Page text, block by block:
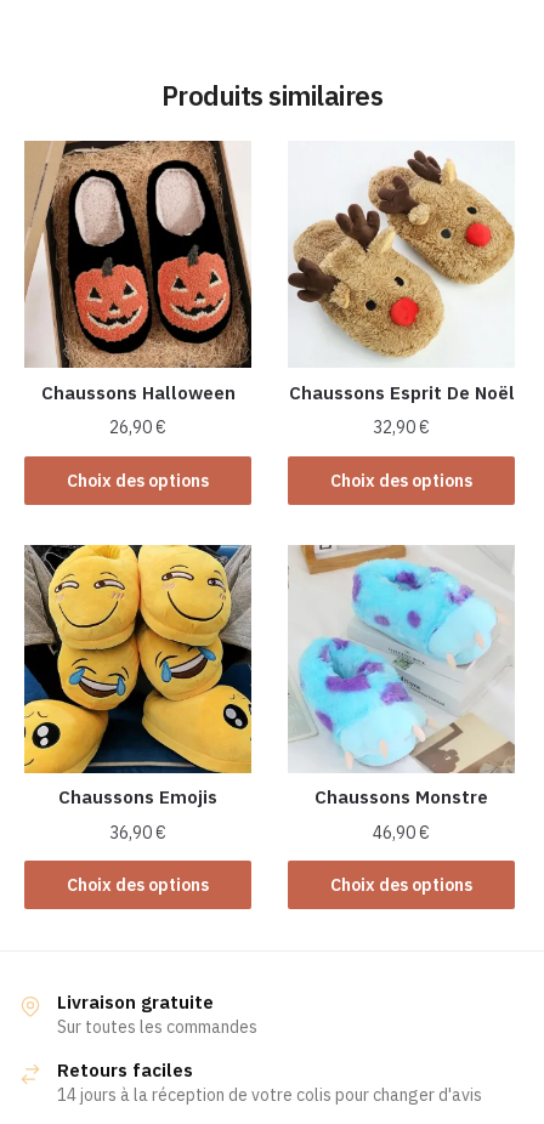
Produits similaires
Chaussons Halloween
26,90€
Choix des options
Ce
produit
plusieurs
variations.
Les
options
peuvent
être
choisies
sur
la
page
produit
Chaussons Esprit De Noël
32,90€
Choix des options
Ce
produit
plusieurs
variations.
Les
options
peuvent
être
choisies
sur
la
page
produit
Chaussons Emojis
36,90€
Choix des options
Ce
produit
variations.
Les
peuvent
Chaussons Monstre
46,90€
Choix des options
Ce
produit
être
Livraison gratuite
Sur toutes les commandes
Retours faciles
14 jours à la réception de votre colis pour changer d'avis